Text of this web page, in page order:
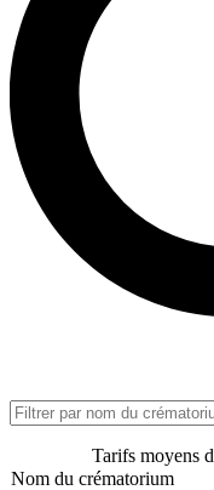
Tarifs moyens
Nom du crématorium